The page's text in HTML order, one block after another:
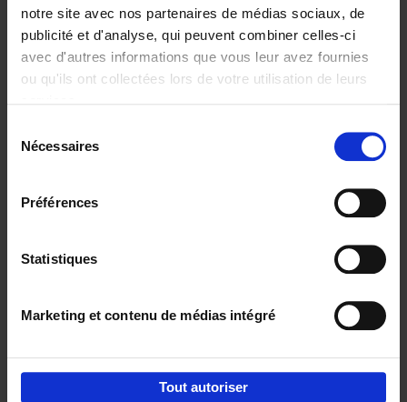
notre site avec nos partenaires de médias sociaux, de
publicité et d'analyse, qui peuvent combiner celles-ci
avec d'autres informations que vous leur avez fournies
ou qu'ils ont collectées lors de votre utilisation de leurs
Nécessaires
Préférences
Statistiques
Marketing et contenu de médias intégré
Tout autoriser
€29,99
Digital marketing like a PRO -
completely revised edition (EN)